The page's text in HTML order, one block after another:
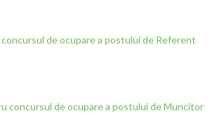
de ocupare a postului de Referent
concursul de ocupare a postului de Muncitor